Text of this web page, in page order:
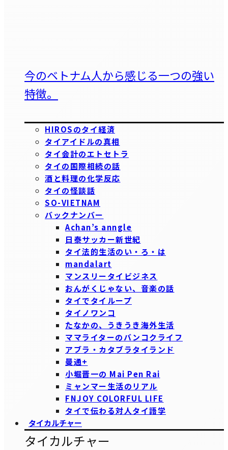
今のベトナム人から感じる一つの強い
特徴。
HIROSのタイ経済
タイアイドルの真相
タイ会計のエトセトラ
タイの国際相続の話
酒と料理の化学反応
タイの怪談話
SO-VIETNAM
バックナンバー
Achan’s anngle
日泰サッカー新世紀
タイ法的生活のい・ろ・は
mandalart
マンスリータイビジネス
おんがくじゃない、音楽の話
タイでタイループ
タイノワンコ
たなかの、うきうき海外生活
ママライターのバンコクライフ
アブラ・カタブラタイランド
曼通+
小堀晋一の Mai Pen Rai
ミャンマー生活のリアル
FNJOY COLORFUL LIFE
タイで伝わる対人タイ語学
タイカルチャー
タイカルチャー